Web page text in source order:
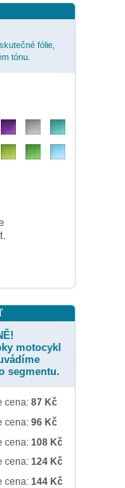
fólie,
tónu.
motocykl
segmentu.
cena: 87 Kč
cena: 96 Kč
cena: 108 Kč
cena: 124 Kč
cena: 144 Kč